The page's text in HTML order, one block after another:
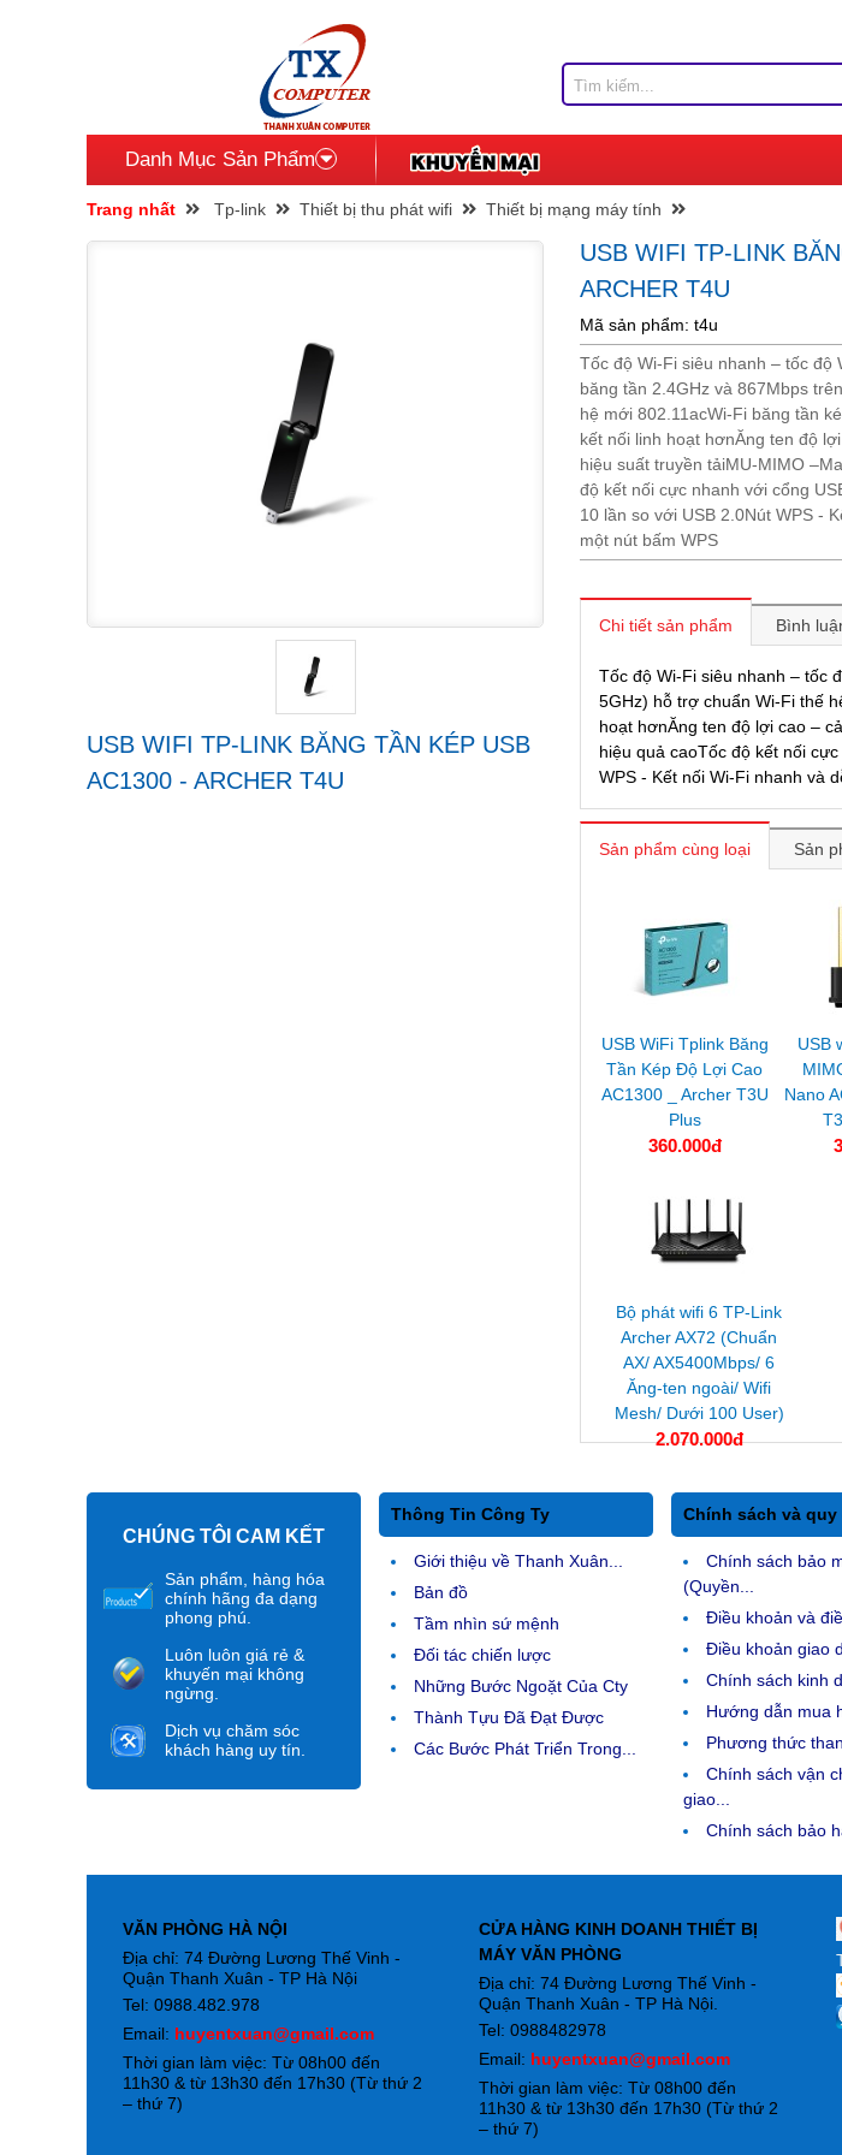
Danh Mục Sản Phẩm
Trang nhất Tp-link Thiết bị thu phát wifi Thiết bị mạng máy tính
USB WIFI TP-LINK BĂNG TẦN KÉP USB
AC1300 - ARCHER T4U
USB WIFI TP-LINK
ARCHER T4U
Mã sản phẩm: t4u
Tốc độ Wi-Fi siêu nhanh – tốc độ
băng tần 2.4GHz và 867Mbps
hệ mới 802.11acWi-Fi băng tần
kết nối linh hoạt hơnĂng ten độ
hiệu suất truyền tảiMU-MIMO
độ kết nối cực nhanh với cổng
10 lần so với USB 2.0Nút WPS -
một nút bấm WPS
Chi tiết sản phẩm Bình
Tốc độ Wi-Fi siêu nhanh – tốc
5GHz) hỗ trợ chuẩn Wi-Fi thế
hoạt hơnĂng ten độ lợi cao –
hiệu quả caoTốc độ kết nối
WPS - Kết nối Wi-Fi nhanh và
Sản phẩm cùng loại Sản
USB WiFi Tplink Băng
Tần Kép Độ Lợi Cao
AC1300 _ Archer T3U
Plus
360.000đ
USB
Nano
Bộ phát wifi 6 TP-Link
Archer AX72 (Chuẩn
AX/ AX5400Mbps/ 6
Ăng-ten ngoài/ Wifi
Mesh/ Dưới 100 User)
2.070.000đ
CHÚNG TÔI CAM KẾT
Sản phẩm, hàng hóa
chính hãng đa dạng
phong phú.
Luôn luôn giá rẻ &
khuyến mại không
ngừng.
Dịch vụ chăm sóc
khách hàng uy tín.
Thông Tin Công Ty
Giới thiệu về Thanh Xuân...
Bản đồ
Tầm nhìn sứ mệnh
Đối tác chiến lược
Những Bước Ngoặt Của Cty
Thành Tựu Đã Đạt Được
Các Bước Phát Triển Trong...
Chính sách và quy
Chính sách bảo
(Quyền...
Điều khoản và
Điều khoản giao
Chính sách kinh
Hướng dẫn mua
Phương thức
Chính sách vận
giao...
Chính sách bảo
VĂN PHÒNG HÀ NỘI
Địa chỉ: 74 Đường Lương Thế Vinh -
Quận Thanh Xuân - TP Hà Nội
Tel: 0988.482.978
Email: huyentxuan@gmail.com
Thời gian làm việc: Từ 08h00 đến
11h30 & từ 13h30 đến 17h30 (Từ thứ 2
– thứ 7)
CỬA HÀNG KINH DOANH THIẾT BỊ
MÁY VĂN PHÒNG
Địa chỉ: 74 Đường Lương Thế Vinh -
Quận Thanh Xuân - TP Hà Nội.
Tel: 0988482978
Email: huyentxuan@gmail.com
Thời gian làm việc: Từ 08h00 đến
11h30 & từ 13h30 đến 17h30 (Từ thứ 2
– thứ 7)